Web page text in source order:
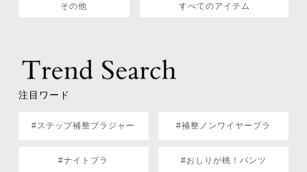
その他 すべてのアイテム
注目ワード
#ステップ補整ブラジャー #補整ノンワイヤーブラ
#ナイトブラ #おしりが桃！パンツ